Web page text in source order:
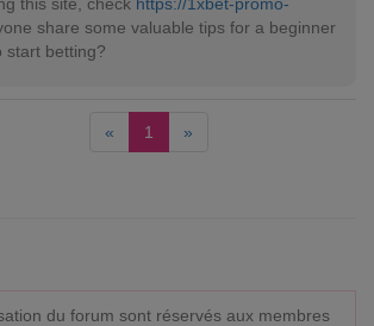
share some valuable tips for a beginner
start betting?
« 1 »
du forum sont réservés aux membres